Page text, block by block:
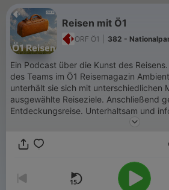
Reisen mit Ö1
ORF Ö1 382 -
Ein Podcast über die Kunst des
des Teams im Ö1 Reisemagazin
unterhält sie sich mit unterschiedlichen
ausgewählte Reiseziele. Anschließend
Entdeckungsreise. Unterhaltsam und
kulturelle Eigenheiten kennen und
bisschen mehr begreifbar machen.